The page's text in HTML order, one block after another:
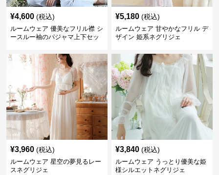
¥4,600 (税込)
ルームウェア 優美なフリル襟 シ
ースルー袖のパジャマ上下セッ
¥5,180 (税込)
ルームウェア 甘やかなフリル デ
ザイン 姫系ネグリジェ
¥3,960 (税込)
ルームウェア 星空の夢見るレー
スネグリジェ
¥3,840 (税込)
ルームウェア うっとり優美な姫
様シルエットネグリジェ